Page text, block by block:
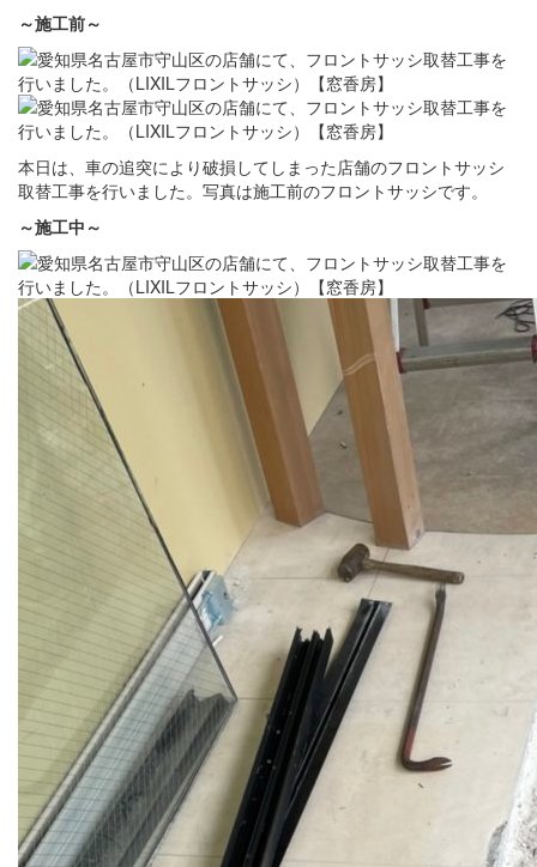
～施工前～
本日は、車の追突により破損してしまった店舗のフロントサッシ
取替工事を行いました。写真は施工前のフロントサッシです。
～施工中～